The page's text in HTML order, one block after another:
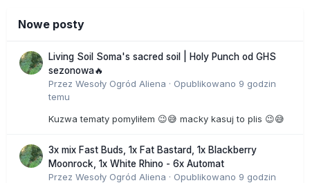
Nowe posty
Living Soil Soma's sacred soil | Holy Punch od GHS
sezonowa🔥
Przez Wesoły Ogród Aliena · Opublikowano 9 godzin
temu
Kuzwa tematy pomyliłem 😉😅 macky kasuj to plis 😉😅
3x mix Fast Buds, 1x Fat Bastard, 1x Blackberry
Moonrock, 1x White Rhino - 6x Automat
Przez Wesoły Ogród Aliena · Opublikowano 9 godzin